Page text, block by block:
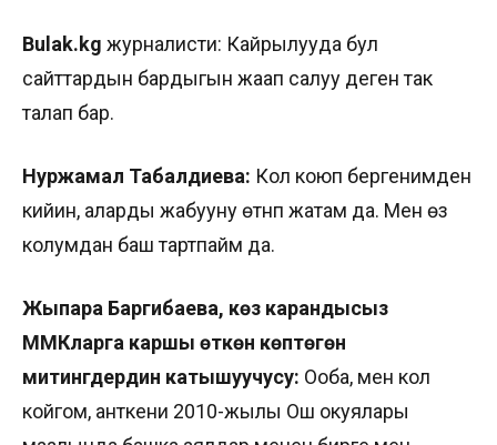
Bulak.kg журналисти: Кайрылууда бул
сайттардын бардыгын жаап салуу деген так
талап бар.
Нуржамал Табалдиева: Кол коюп бергенимден
кийин, аларды жабууну өтүнүп жатам да. Мен өз
колумдан баш тартпайм да.
Жыпара Баргибаева, көз карандысыз
ММКларга каршы өткөн көптөгөн
митингдердин катышуучусу: Ооба, мен кол
койгом, анткени 2010-жылы Ош окуялары